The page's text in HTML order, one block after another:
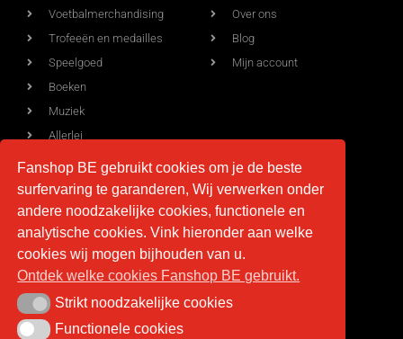
Voetbalmerchandising
Trofeeën en medailles
Speelgoed
Boeken
Muziek
Allerlei
Over ons
Blog
Mijn account
Voorwaarden
Levering
Privacy
Retourneren
Algemene voorwaarden
Contact
info@fan-shop.be
BTW BE 0879.850.673
Fanshop BE gebruikt cookies om je de beste
surfervaring te garanderen, Wij verwerken onder
andere noodzakelijke cookies, functionele en
analytische cookies. Vink hieronder aan welke
cookies wij mogen bijhouden van u.
Ontdek welke cookies Fanshop BE gebruikt.
Strikt noodzakelijke cookies
Strikt noodzakelijke cookies
Functionele cookies
Functionele cookies